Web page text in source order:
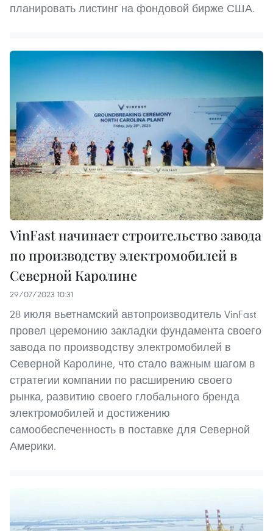
планировать листинг на фондовой бирже США.
VinFast начинает строительство завода
по производству электромобилей в
Северной Каролине
29/07/2023 10:31
28 июля вьетнамский автопроизводитель VinFast
провел церемонию закладки фундамента своего
завода по производству электромобилей в
Северной Каролине, что стало важным шагом в
стратегии компании по расширению своего
рынка, развитию своего глобального бренда
электромобилей и достижению
самообеспеченность в поставке для Северной
Америки.